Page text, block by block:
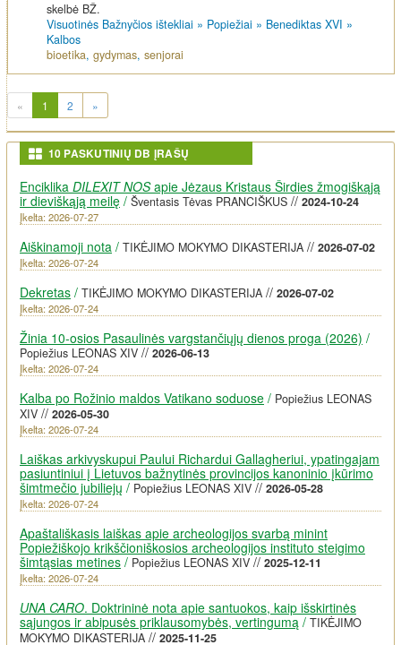
skelbė BŽ.
Visuotinės Bažnyčios ištekliai » Popiežiai » Benediktas XVI »
Kalbos
bioetika,gydymas,senjorai
« 1 (current)
2 »
10 PASKUTINIŲ DB ĮRAŠŲ
Enciklika DILEXIT NOSapie Jėzaus Kristaus Širdies žmogiškąją
ir dieviškąją meilę / Šventasis Tėvas PRANCIŠKUS // 2024-10-24
Įkelta: 2026-07-27
Aiškinamoji nota / TIKĖJIMO MOKYMO DIKASTERIJA // 2026-07-02
Įkelta: 2026-07-24
Dekretas / TIKĖJIMO MOKYMO DIKASTERIJA // 2026-07-02
Įkelta: 2026-07-24
Žinia 10-osios Pasaulinės vargstančiųjų dienos proga (2026) /
Popiežius LEONAS XIV // 2026-06-13
Įkelta: 2026-07-24
Kalba po Rožinio maldos Vatikano soduose / Popiežius LEONAS
XIV // 2026-05-30
Įkelta: 2026-07-24
Laiškas arkivyskupui Paului Richardui Gallagheriui, ypatingajam
pasiuntiniui į Lietuvos bažnytinės provincijos kanoninio įkūrimo
šimtmečio jubiliejų / Popiežius LEONAS XIV // 2026-05-28
Įkelta: 2026-07-24
Apaštališkasis laiškas apie archeologijos svarbą minint
Popiežiškojo krikščioniškosios archeologijos instituto steigimo
šimtąsias metines / Popiežius LEONAS XIV // 2025-12-11
Įkelta: 2026-07-24
UNA CARO. Doktrininė nota apie santuokos, kaip išskirtinės
sąjungos ir abipusės priklausomybės, vertingumą / TIKĖJIMO
MOKYMO DIKASTERIJA // 2025-11-25